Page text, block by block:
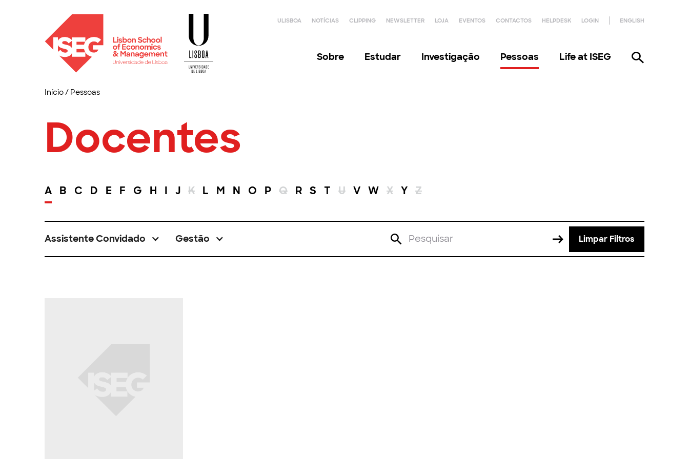
ULISBOA NOTÍCIAS CLIPPING NEWSLETTER LOJA EVENTOS CONTACTOS HELPDESK LOGIN ENGLISH
Sobre Estudar Investigação Pessoas Life at ISEG
Início/ Pessoas
Docentes
A B C D E F G H I J K L M N O P Q R S T U V W X Y Z
Assistente Convidado Gestão Limpar Filtros